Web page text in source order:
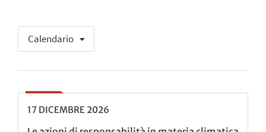
Calendario
17 DICEMBRE 2026